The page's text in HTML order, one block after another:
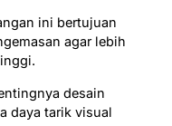
ini bertujuan
agar lebih
desain
daya tarik visual